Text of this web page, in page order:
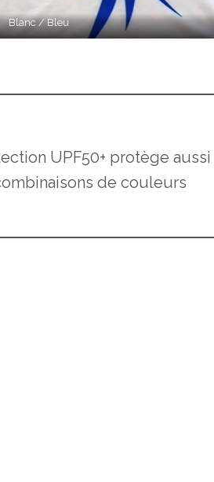
Blanc / Bleu
UPF50+ protège aussi
de couleurs